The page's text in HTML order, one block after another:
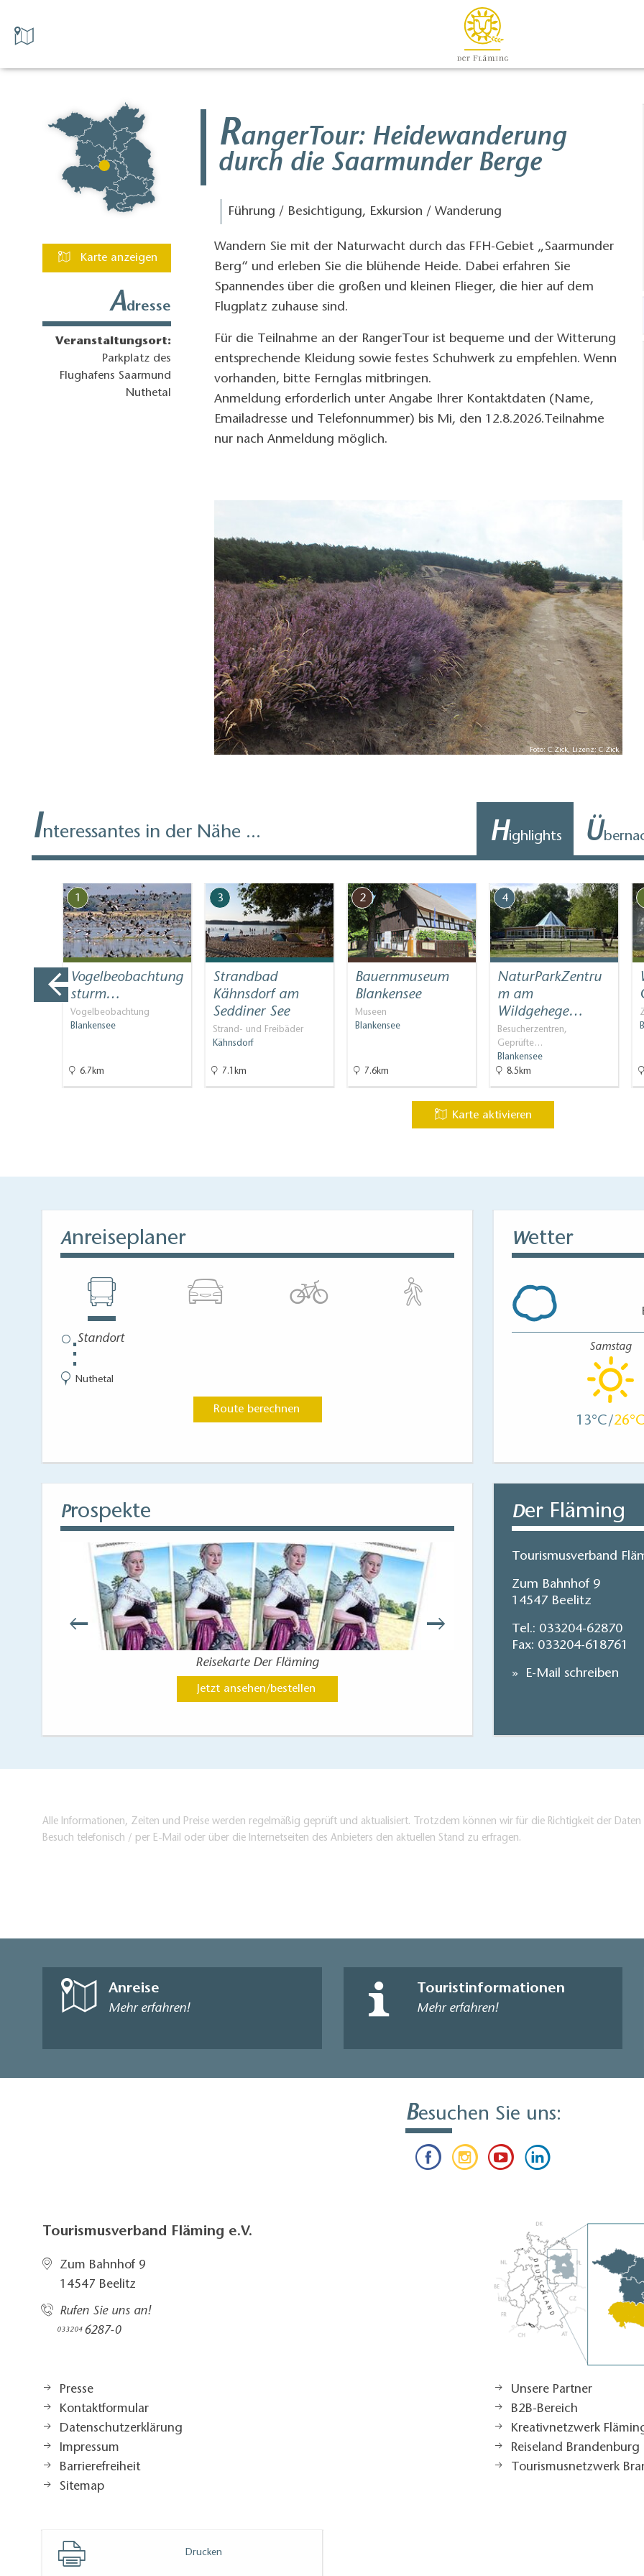
Karte anzeigen
Adresse
Veranstaltungsort:
Parkplatz des
Flughafens Saarmund
Nuthetal
RangerTour: Heidewanderung
durch die Saarmunder Berge
Führung / Besichtigung, Exkursion / Wanderung
Wandern Sie mit der Naturwacht durch das FFH-Gebiet „Saarmunder
Berg“ und erleben Sie die blühende Heide. Dabei erfahren Sie
Spannendes über die großen und kleinen Flieger, die hier auf dem
Flugplatz zuhause sind.
Für die Teilnahme an der RangerTour ist bequeme und der Witterung
entsprechende Kleidung sowie festes Schuhwerk zu empfehlen. Wenn
vorhanden, bitte Fernglas mitbringen.
Anmeldung erforderlich unter Angabe Ihrer Kontaktdaten (Name,
Emailadresse und Telefonnummer) bis Mi, den 12.8.2026.Teilnahme
nur nach Anmeldung möglich.
Foto: C.Zick, Lizenz: C.Zick
Interessantes in der Nähe ... Highlights Ü
1
Vogelbeobachtung
sturm…
Vogelbeobachtung
Blankensee
6.7km
3
Strandbad
Kähnsdorf am
Seddiner See
Strand- und Freibäder
Kähnsdorf
7.1km
2
Bauernmuseum
Blankensee
Museen
Blankensee
7.6km
4
NaturParkZentru
m am
Wildgehege…
Besucherzentren,
Geprüfte…
Blankensee
8.5km
Karte aktivieren
Anreiseplaner
⋮
Nuthetal
Route berechnen
Wetter
Samstag
13 26
Prospekte
Reisekarte Der Fläming
Jetzt ansehen/bestellen
Der Fläming
Tourismusverband
Zum Bahnhof 9
14547 Beelitz
Tel.: 033204-62870
Fax: 033204-618761
E-Mail schreiben
Alle Informationen, Zeiten und Preise werden regelmäßig geprüft und aktualisiert. Trotzdem können wir für die Richtigkeit der
Besuch telefonisch / per E-Mail oder über die Internetseiten des Anbieters den aktuellen Stand zu erfragen.
Anreise
Mehr erfahren!
Touristinformationen
Mehr erfahren!
Besuchen Sie uns:
Tourismusverband Fläming e.V.
Zum Bahnhof 9
14547 Beelitz
Rufen Sie uns an!
033204 6287-0
Presse
Kontaktformular
Datenschutzerklärung
Impressum
Barrierefreiheit
Sitemap
Unsere Partner
B2B-Bereich
Kreativnetzwerk
Reiseland Brandenburg
Tourismusnetzwerk
Drucken